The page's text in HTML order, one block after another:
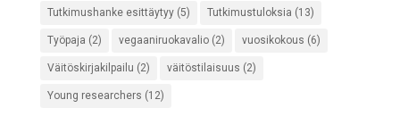
Tutkimushanke esittäytyy(5) Tutkimustuloksia (13)
Työpaja (2) vegaaniruokavalio(2) vuosikokous (6)
Väitöskirjakilpailu (2) väitöstilaisuus (2)
Young researchers (12)